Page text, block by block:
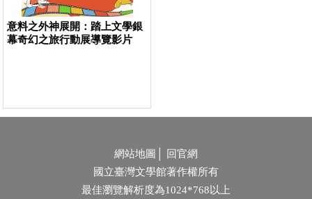
意料之外神展開：踏上文學銀
幕奇幻之旅行動展導覽影片
網站地圖
回官網
國立臺灣文學館著作權所有
最佳瀏覽解析度為1024*768以上